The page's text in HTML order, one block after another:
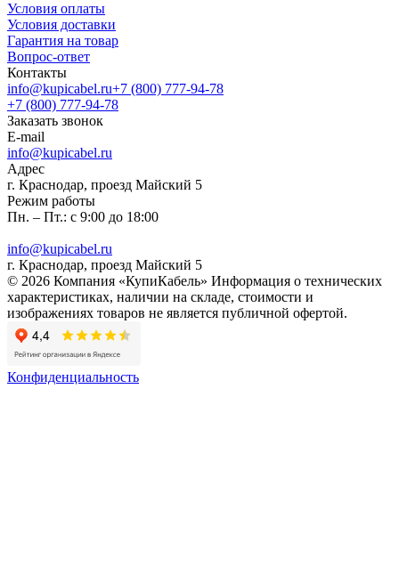
Условия оплаты
Условия доставки
Гарантия на товар
Вопрос-ответ
Контакты
info@kupicabel.ru+7 (800) 777-94-78
+7 (800) 777-94-78
Заказать звонок
E-mail
info@kupicabel.ru
Адрес
г. Краснодар, проезд Майский 5
Режим работы
Пн. – Пт.: с 9:00 до 18:00
info@kupicabel.ru
г. Краснодар, проезд Майский 5
© 2026 Компания «КупиКабель» Информация о технических
характеристиках, наличии на складе, стоимости и
изображениях товаров не является публичной офертой.
Конфиденциальность